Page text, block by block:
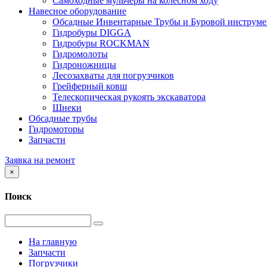
Навесное оборудование
Обсадные Инвентарные Трубы и Буровой
Гидробуры DIGGA
Гидробуры ROCKMAN
Гидромолоты
Гидроножницы
Лесозахваты для погрузчиков
Грейферный ковш
Телескопическая рукоять экскаватора
Шнеки
Обсадные трубы
Гидромоторы
Запчасти
Заявка на ремонт
×
Поиск
На главную
Запчасти
Погрузчики